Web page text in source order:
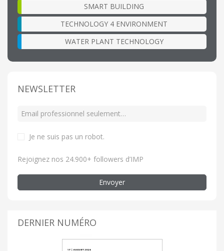
SMART BUILDING
TECHNOLOGY 4 ENVIRONMENT
WATER PLANT TECHNOLOGY
NEWSLETTER
Je ne suis pas un robot.
Rejoignez nos 24.900+ followers d’IMP
Envoyer
DERNIER NUMÉRO